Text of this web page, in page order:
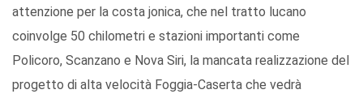
attenzione per la costa jonica, che nel tratto lucano
coinvolge 50 chilometri e stazioni importanti come
Policoro, Scanzano e Nova Siri, la mancata realizzazione del
progetto di alta velocità Foggia-Caserta che vedrà